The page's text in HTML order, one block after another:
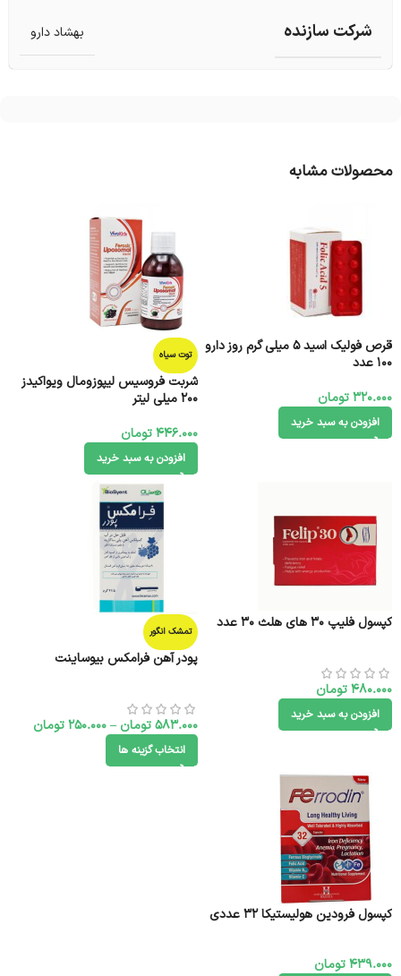
شرکت سازنده بهشاد دارو
محصولات مشابه
قرص فولیک اسید 5 میلی گرم روز دارو
100 عدد
320.000تومان
افزودن به سبد خرید
توت سیاه
شربت فروسیس لیپوزومال ویواکیدز
200 میلی لیتر
446.000تومان
افزودن به سبد خرید
کپسول فلیپ 30 های هلث 30 عدد
480.000تومان
افزودن به سبد خرید
تمشک انگور
پودر آهن فرامکس بیوساینت
583.000تومان –
250.000تومان
انتخاب گزینه ها
کپسول فرودین هولیستیکا 32 عددی
439.000تومان